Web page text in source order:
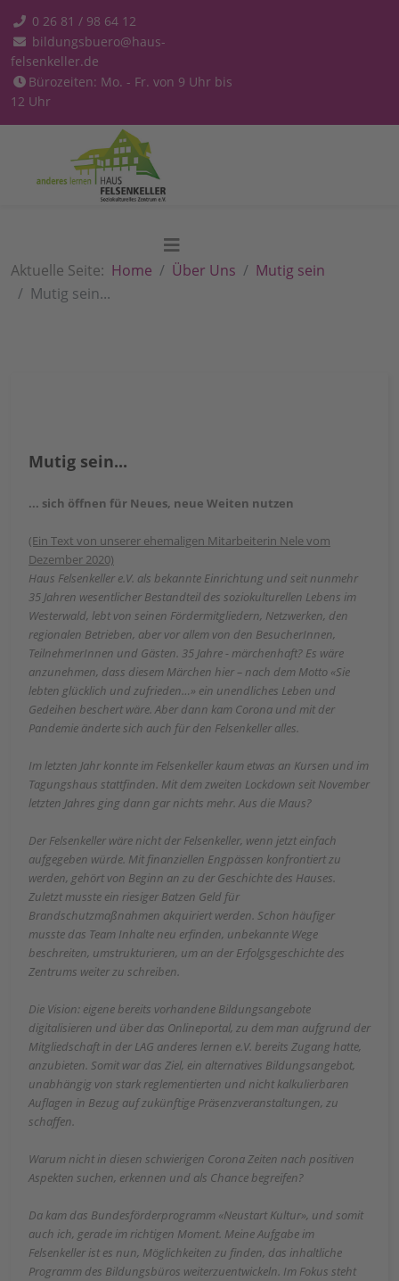
0 26 81 / 98 64 12
bildungsbuero@haus-
felsenkeller.de
Bürozeiten: Mo. - Fr. von 9 Uhr bis
12 Uhr
Aktuelle Seite: Home Über Uns
Mutig sein
Mutig sein...
Mutig sein...
... sich öffnen für Neues, neue Weiten nutzen
(Ein Text von unserer ehemaligen Mitarbeiterin Nele vom
Dezember 2020)
Haus Felsenkeller e.V. als bekannte Einrichtung und seit nunmehr
35 Jahren wesentlicher Bestandteil des soziokulturellen Lebens im
Westerwald, lebt von seinen Fördermitgliedern, Netzwerken, den
regionalen Betrieben, aber vor allem von den BesucherInnen,
TeilnehmerInnen und Gästen. 35 Jahre - märchenhaft? Es wäre
anzunehmen, dass diesem Märchen hier – nach dem Motto «Sie
lebten glücklich und zufrieden…» ein unendliches Leben und
Gedeihen beschert wäre. Aber dann kam Corona und mit der
Pandemie änderte sich auch für den Felsenkeller alles.
Im letzten Jahr konnte im Felsenkeller kaum etwas an Kursen und im
Tagungshaus stattfinden. Mit dem zweiten Lockdown seit November
letzten Jahres ging dann gar nichts mehr. Aus die Maus?
Der Felsenkeller wäre nicht der Felsenkeller, wenn jetzt einfach
aufgegeben würde. Mit finanziellen Engpässen konfrontiert zu
werden, gehört von Beginn an zu der Geschichte des Hauses.
Zuletzt musste ein riesiger Batzen Geld für
Brandschutzmaßnahmen akquiriert werden. Schon häufiger
musste das Team Inhalte neu erfinden, unbekannte Wege
beschreiten, umstrukturieren, um an der Erfolgsgeschichte des
Zentrums weiter zu schreiben.
Die Vision: eigene bereits vorhandene Bildungsangebote
digitalisieren und über das Onlineportal, zu dem man aufgrund der
Mitgliedschaft in der LAG anderes lernen e.V. bereits Zugang hatte,
anzubieten. Somit war das Ziel, ein alternatives Bildungsangebot,
unabhängig von stark reglementierten und nicht kalkulierbaren
Auflagen in Bezug auf zukünftige Präsenzveranstaltungen, zu
schaffen.
Warum nicht in diesen schwierigen Corona Zeiten nach positiven
Aspekten suchen, erkennen und als Chance begreifen?
Da kam das Bundesförderprogramm «Neustart Kultur», und somit
auch ich, gerade im richtigen Moment. Meine Aufgabe im
Felsenkeller ist es nun, Möglichkeiten zu finden, das inhaltliche
Programm des Bildungsbüros weiterzuentwickeln. Im Fokus steht